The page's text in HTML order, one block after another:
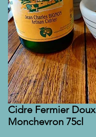
Cidre Fermier Doux
Monchevron 75cl